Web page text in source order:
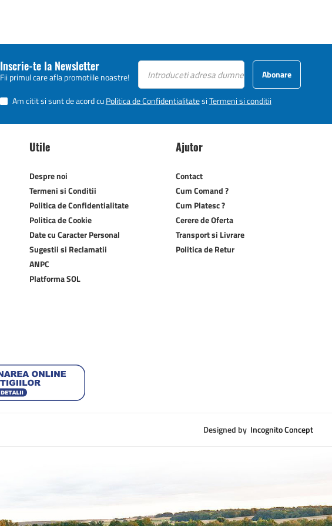
Inscrie-te la Newsletter
Fii primul care afla promotiile noastre! Abonare
Am citit si sunt de acord cuPolitica de ConfidentialitatesiTermeni si conditii
Utile
Despre noi
Termeni si Conditii
Politica de Confidentialitate
Politica de Cookie
Date cu Caracter Personal
Sugestii si Reclamatii
ANPC
Platforma SOL
Ajutor
Contact
Cum Comand ?
Cum Platesc ?
Cerere de Oferta
Transport si Livrare
Politica de Retur
Designed by Incognito Concept